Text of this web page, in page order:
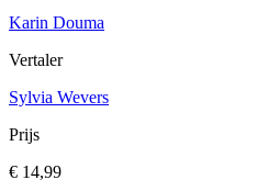
Karin Douma
Vertaler
Sylvia Wevers
Prijs
€ 14,99